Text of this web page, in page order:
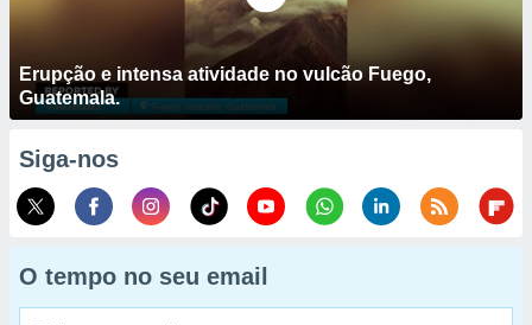
Erupção e intensa atividade no vulcão Fuego,
Guatemala.
Siga-nos
O tempo no seu email